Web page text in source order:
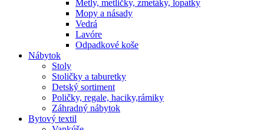
Metly, metličky, zmetáky, lopatky
Mopy a násady
Vedrá
Lavóre
Odpadkové koše
Nábytok
Stoly
Stoličky a taburetky
Detský sortiment
Poličky, regale, haciky,rámiky
Záhradný nábytok
Bytový textil